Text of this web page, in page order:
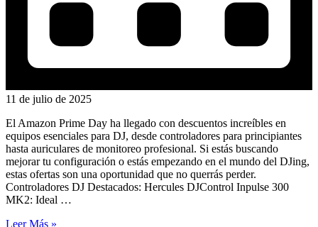
11 de julio de 2025
El Amazon Prime Day ha llegado con descuentos increíbles en
equipos esenciales para DJ, desde controladores para principiantes
hasta auriculares de monitoreo profesional. Si estás buscando
mejorar tu configuración o estás empezando en el mundo del DJing,
estas ofertas son una oportunidad que no querrás perder.
Controladores DJ Destacados: Hercules DJControl Inpulse 300
MK2: Ideal …
Leer Más »